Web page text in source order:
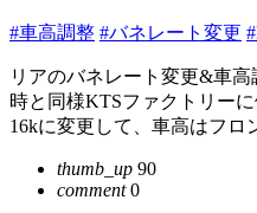
#車高調整 #バネレート変更
リアのバネレート変更&車
時と同様KTSファクトリー
16kに変更して、車高はフロ
thumb_up 90
comment0